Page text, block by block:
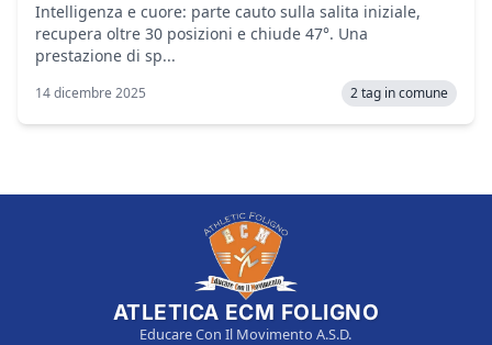
Intelligenza e cuore: parte cauto sulla salita iniziale,
recupera oltre 30 posizioni e chiude 47°. Una
prestazione di sp...
14 dicembre 2025 2 tag in comune
ATLETICA ECM FOLIGNO
Educare Con Il Movimento A.S.D.